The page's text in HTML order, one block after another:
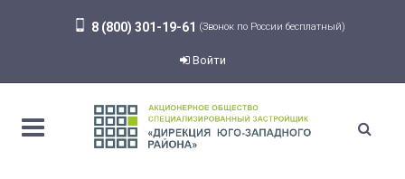
8 (800) 301-19-61 (Звонок по России бесплатный)
Войти